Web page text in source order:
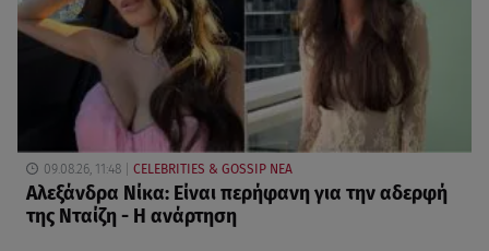
09.08.26, 11:48 CELEBRITIES & GOSSIP ΝΕΑ
Αλεξάνδρα Νίκα: Είναι περήφανη για την αδερφή
της Νταίζη - Η ανάρτηση